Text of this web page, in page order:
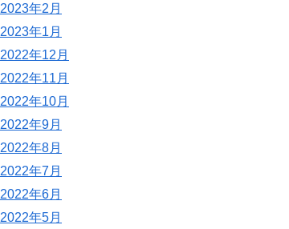
2023年2月
2023年1月
2022年12月
2022年11月
2022年10月
2022年9月
2022年8月
2022年7月
2022年6月
2022年5月